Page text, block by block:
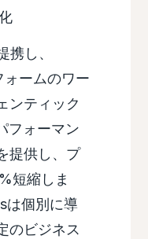
携し、
ームのワー
ンティック
フォーマン
提供し、プ
短縮しま
は個別に導
のビジネス